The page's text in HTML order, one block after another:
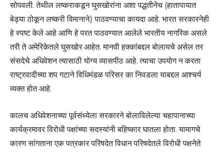
सोपवली. तेथील लष्कराकडून घुसखोरांना अशा पद्धतीनेच (हातापायात
बेड्या ठोकून लष्करी विमानाने) पाठवण्याचा कायदा आहे. भारत सरकारनेही
हे स्पष्ट केले आहे आणि हे परत पाठवण्यात आलेले भारतीय नागरिक असले
तरी ते अमेरिकेतले घुसखोर आहेत. मानवी हक्कांबद्दल बोलायचे असेल तर
संसदेचे अधिवेशन त्यासाठी योग्य व्यासपीठ आहे. त्याचा उपयोग न करता
राष्ट्रवादीच्या शप गटाने विधिमंडळ परिसर का निवडला याबद्दल आश्चर्य
व्यक्त होत आहे.
कालच अधिवेशनाच्या पूर्वसंध्येला सरकारने बोलाविलेल्या चहापानाच्या
कार्यक्रमावर विरोधी पक्षांच्या सदस्यांनी बहिष्कार घातला होता. यामागचे
कारण सांगताना एक पत्रकार परिषदेत विधान परिषदेतले विरोधी पक्षनेते